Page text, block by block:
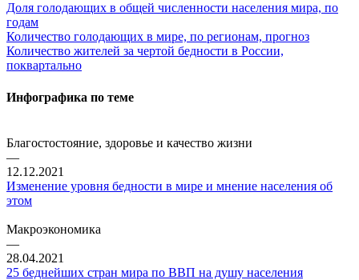
Доля голодающих в общей численности населения мира, по
годам
Количество голодающих в мире, по регионам, прогноз
Количество жителей за чертой бедности в России,
поквартально
Инфографика по теме
Благостостояние, здоровье и качество жизни
—
12.12.2021
Изменение уровня бедности в мире и мнение населения об
этом
Макроэкономика
—
28.04.2021
25 беднейших стран мира по ВВП на душу населения